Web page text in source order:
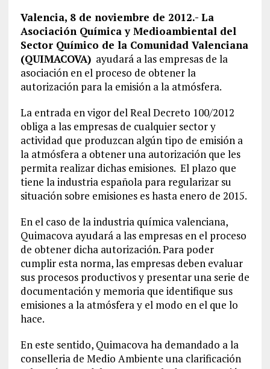
Valencia, 8 de noviembre de 2012.- La
Asociación Química y Medioambiental del
Sector Químico de la Comunidad Valenciana
(QUIMACOVA)ayudará a las empresas de la
asociación en el proceso de obtener la
autorización para la emisión a la atmósfera.
La entrada en vigor del Real Decreto 100/2012
obliga a las empresas de cualquier sector y
actividad que produzcan algún tipo de emisión a
la atmósfera a obtener una autorización que les
permita realizar dichas emisiones. El plazo que
tiene la industria española para regularizar su
situación sobre emisiones es hasta enero de 2015.
En el caso de la industria química valenciana,
Quimacova ayudará a las empresas en el proceso
de obtener dicha autorización. Para poder
cumplir esta norma, las empresas deben evaluar
sus procesos productivos y presentar una serie de
documentación y memoria que identifique sus
emisiones a la atmósfera y el modo en el que lo
hace.
En este sentido, Quimacova ha demandado a la
conselleria de Medio Ambiente una clarificación